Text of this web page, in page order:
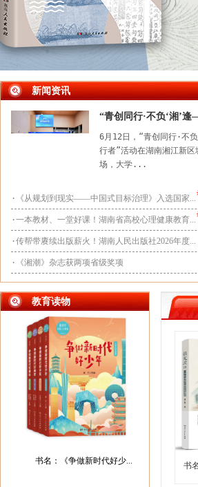
新闻资讯
“青创同行·不负‘湘’
6月12日，“青创同行·不
行者”活动在湖南湘江新
场，大学...
· 《从规划到现实——中国式目标治理》入选国家...
·一本教材、一堂好课！湖南省高校心理健康教育...
·传帮带赓续出版薪火！湖南人民出版社2026年度...
· 《湘潮》杂志获两项省级奖项
教育读物
书名：《争做新时代好少... 书